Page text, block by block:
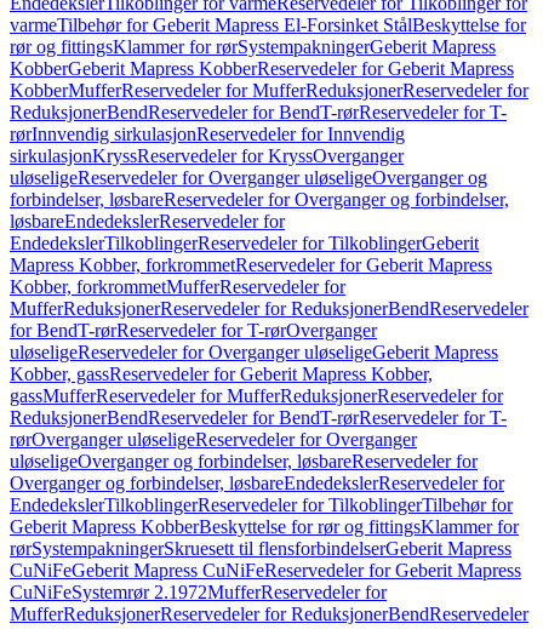
varmeTilbehør for Geberit Mapress El-Forsinket StålBeskyttelse for
rør og fittingsKlammer for rørSystempakningerGeberit Mapress
KobberGeberit Mapress KobberReservedeler for Geberit Mapress
KobberMufferReservedeler for MufferReduksjonerReservedeler for
ReduksjonerBendReservedeler for BendT-rørReservedeler for T-
rørInnvendig sirkulasjonReservedeler for Innvendig
sirkulasjonKryssReservedeler for KryssOverganger
uløseligeReservedeler for Overganger uløseligeOverganger og
forbindelser, løsbareReservedeler for Overganger og forbindelser,
løsbareEndedekslerReservedeler for
EndedekslerTilkoblingerReservedeler for TilkoblingerGeberit
Mapress Kobber, forkrommetReservedeler for Geberit Mapress
Kobber, forkrommetMufferReservedeler for
MufferReduksjonerReservedeler for ReduksjonerBendReservedeler
for BendT-rørReservedeler for T-rørOverganger
uløseligeReservedeler for Overganger uløseligeGeberit Mapress
Kobber, gassReservedeler for Geberit Mapress Kobber,
gassMufferReservedeler for MufferReduksjonerReservedeler for
ReduksjonerBendReservedeler for BendT-rørReservedeler for T-
rørOverganger uløseligeReservedeler for Overganger
uløseligeOverganger og forbindelser, løsbareReservedeler for
Overganger og forbindelser, løsbareEndedekslerReservedeler for
EndedekslerTilkoblingerReservedeler for TilkoblingerTilbehør for
Geberit Mapress KobberBeskyttelse for rør og fittingsKlammer for
rørSystempakningerSkruesett til flensforbindelserGeberit Mapress
CuNiFeGeberit Mapress CuNiFeReservedeler for Geberit Mapress
CuNiFeSystemrør 2.1972MufferReservedeler for
MufferReduksjonerReservedeler for ReduksjonerBendReservedeler